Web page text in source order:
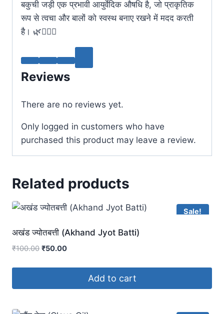
बकुची जड़ी एक प्रभावी आयुर्वेदिक औषधि है, जो प्राकृतिक
रूप से त्वचा और बालों को स्वस्थ बनाए रखने में मदद करती
है। 🌿💆‍♂️✨
Reviews
There are no reviews yet.
Only logged in customers who have
purchased this product may leave a review.
Related products
Sale!
अखंड ज्योतबत्ती (Akhand Jyot Batti)
₹100.00 ₹50.00
Add to cart